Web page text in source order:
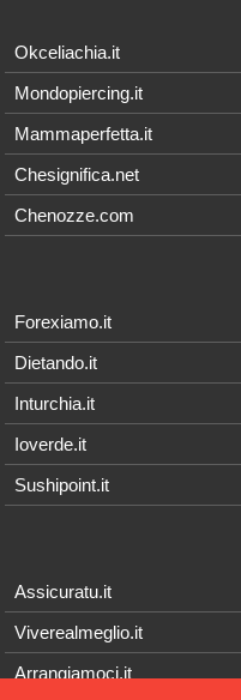
Okceliachia.it
Mondopiercing.it
Mammaperfetta.it
Chesignifica.net
Chenozze.com
Forexiamo.it
Dietando.it
Inturchia.it
Ioverde.it
Sushipoint.it
Assicuratu.it
Viverealmeglio.it
Arrangiamoci.it